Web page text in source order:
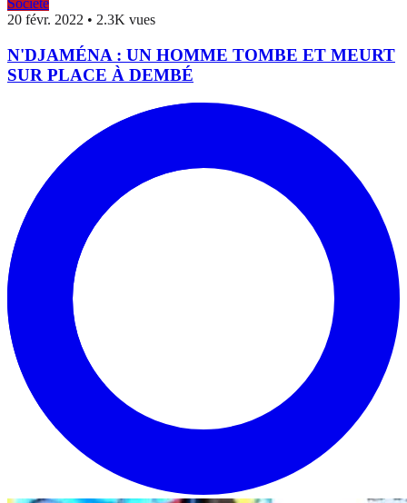
Société
20 févr. 2022 • 2.3K vues
N'DJAMÉNA : UN HOMME TOMBE ET MEURT
SUR PLACE À DEMBÉ